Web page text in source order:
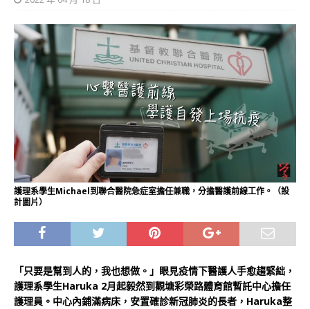
護理系學生Michael到聯合醫院急症室擔任兼職，分擔醫護前線工作。（設
計圖片）
「只要是幫到人的，我也想做。」眼見疫情下醫護人手愈趨緊絀，
護理系學生Haruka 2月起毅然到觀塘彩榮路體育館暫託中心擔任
護理員。中心內鋪滿病床，安置確診新冠肺炎的長者，Haruka整